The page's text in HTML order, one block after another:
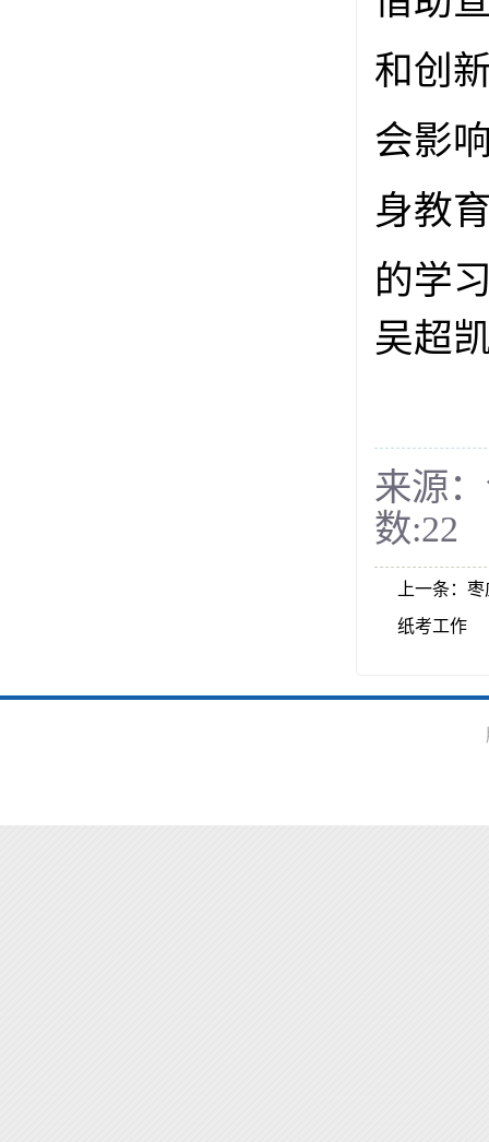
和创
会影
身教
的学
吴超
来源
数:22
上一条： 枣
纸考工作